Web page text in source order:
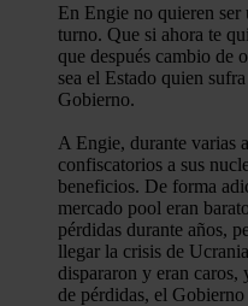
En Engie no quieren
turno. Que si ahora te
que después cambio de
sea el Estado quien
Gobierno.
A Engie, durante varias
confiscatorios a sus
beneficios. De forma
mercado pool eran
pérdidas durante años,
llegar la crisis de
dispararon y eran caros,
de pérdidas, el